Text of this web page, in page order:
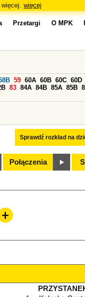
więcej
Przetargi O MPK
Sprawdź rozkład na
59 60A 60B 60C 60D
83 84A 84B 85A 85B
Połączenia